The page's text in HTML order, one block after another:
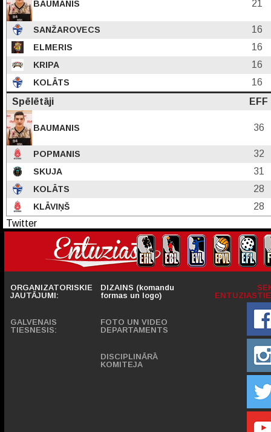
BAUMANIS 21
SANŽAROVECS 16
ELMERIS 16
KRIPA 16
KOLĀTS
16
Spēlētāji
EFF
BAUMANIS 36
POPMANIS 32
SKUJA 31
KOLĀTS 28
KLĀVIŅŠ
28
Twitter
ORGANIZATORISKIE
JAUTĀJUMI:
GALVENAIS
TIESNESIS:
DIZAINS (komandu
formas un logo)
FOTO UN VIDEO
DEPARTAMENTS
DISCIPLINĀRĀ
KOMITEJA